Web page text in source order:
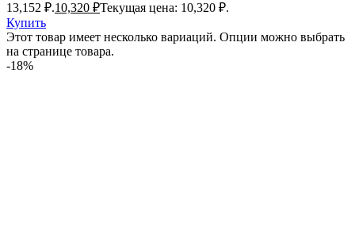
13,152 ₽.10,320 ₽Текущая цена: 10,320 ₽.
Купить
Этот товар имеет несколько вариаций. Опции можно выбрать
на странице товара.
-18%